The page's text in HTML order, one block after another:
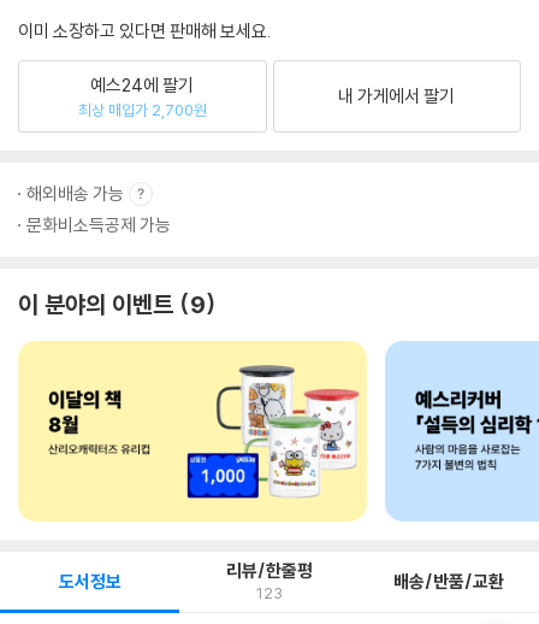
이미 소장하고 있다면 판매해 보세요.
예스24에 팔기
최상 매입가 2,700원
내 가게에서 팔기
해외배송 가능
문화비소득공제 가능
이 분야의 이벤트 9
도서정보 리뷰/한줄평
123 배송/반품/교환